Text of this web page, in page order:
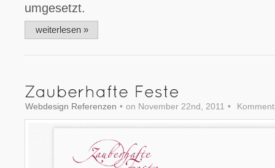
umgesetzt.
weiterlesen »
Webdesign Referenzen • on November 22nd, 2011 •